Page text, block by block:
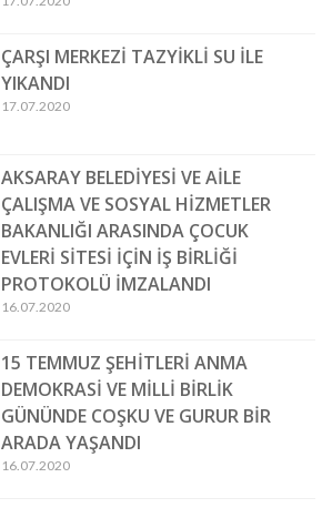
ÇARŞI MERKEZİ TAZYİKLİ SU İLE
YIKANDI
17.07.2020
AKSARAY BELEDİYESİ VE AİLE
ÇALIŞMA VE SOSYAL HİZMETLER
BAKANLIĞI ARASINDA ÇOCUK
EVLERİ SİTESİ İÇİN İŞ BİRLİĞİ
PROTOKOLÜ İMZALANDI
16.07.2020
15 TEMMUZ ŞEHİTLERİ ANMA
DEMOKRASİ VE MİLLİ BİRLİK
GÜNÜNDE COŞKU VE GURUR BİR
ARADA YAŞANDI
16.07.2020